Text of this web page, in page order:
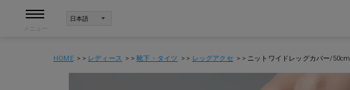
HOME レディース 靴下・タイツ レッグアクセ ニットワイドレッグカバー/50cm